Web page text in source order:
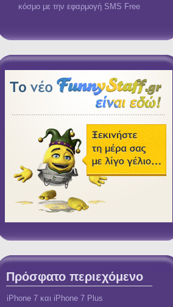
κόσμο με την εφαρμογή SMS Free
Πρόσφατο περιεχόμενο
iPhone 7 και iPhone 7 Plus